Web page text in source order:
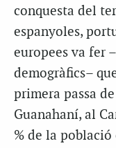
conquesta del
espanyoles,
europees va fer
demogràfics–
primera passa
Guanahaní, al
% de la